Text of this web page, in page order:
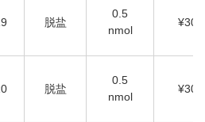
脱盐
0.5
nmol
¥30
脱盐
0.5
nmol
¥30